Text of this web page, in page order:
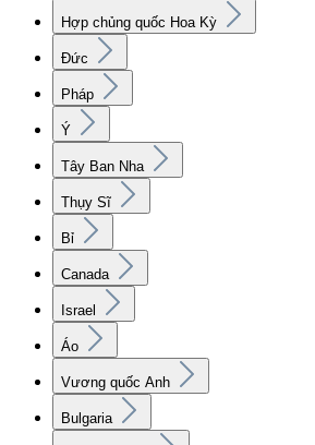
Hợp chủng quốc Hoa Kỳ
Đức
Pháp
Ý
Tây Ban Nha
Thụy Sĩ
Bỉ
Canada
Israel
Áo
Vương quốc Anh
Bulgaria